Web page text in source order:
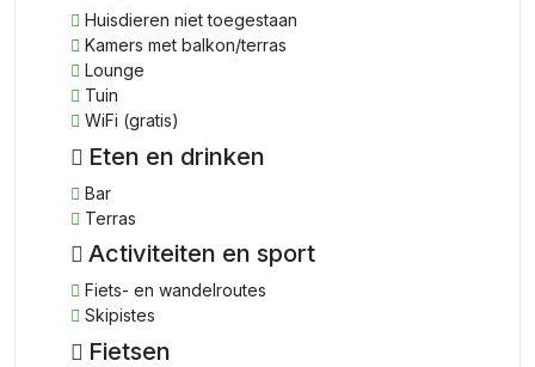
Huisdieren niet toegestaan
Kamers met balkon/terras
Lounge
Tuin
WiFi (gratis)
Eten en drinken
Bar
Terras
Activiteiten en sport
Fiets- en wandelroutes
Skipistes
Fietsen